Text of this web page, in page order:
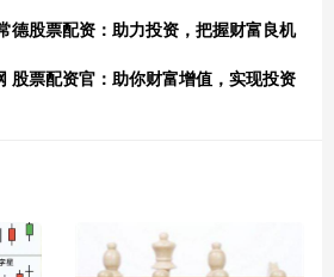
德股票配资：助力投资，把握财富良机
股票配资官：助你财富增值，实现投资